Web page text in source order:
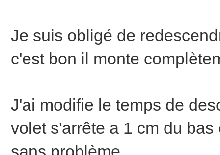
Je suis obligé de
c'est bon il monte
J'ai modifie le temps de
volet s'arrête a 1 cm du
sans problème.